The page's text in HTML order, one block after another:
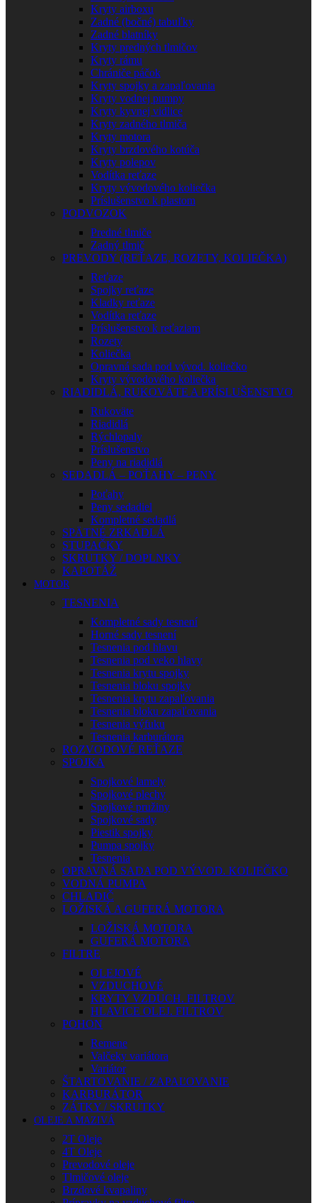
Kryty airboxu
Zadné (bočné) tabuľky
Zadné blatníky
Kryty predných tlmičov
Kryty rámu
Chrániče páčok
Kryty spojky a zapaľovania
Kryty vodnej pumpy
Kryty kyvnej vidlice
Kryty zadného tlmiča
Kryty motora
Kryty brzdového kotúča
Kryty polepov
Vodítka reťaze
Kryty vývodového koliečka
Príslušenstvo k plastom
PODVOZOK
Predné tlmiče
Zadný tlmič
PREVODY (REŤAZE, ROZETY, KOLIEČKA)
Reťaze
Spojky reťaze
Kladky reťaze
Vodítka reťaze
Príslušenstvo k reťaziam
Rozety
Koliečka
Opravná sada pod vývod. koliečko
Kryty vývodového koliečka
RIADIDLÁ, RUKOVÄTE A PRÍSLUŠENSTVO
Rukoväte
Riadidlá
Rýchlopaly
Príslušenstvo
Peny na riadidlá
SEDADLÁ – POŤAHY – PENY
Poťahy
Peny sedadiel
Kompletné sedadlá
SPÄTNÉ ZRKADLÁ
STUPAČKY
SKRUTKY / DOPLNKY
KAPOTÁŽ
MOTOR
TESNENIA
Kompletné sady tesnení
Horné sady tesnení
Tesnenia pod hlavu
Tesnenia pod veko hlavy
Tesnenia krytu spojky
Tesnenia bloku spojky
Tesnenia krytu zapaľovania
Tesnenia bloku zapaľovania
Tesnenia výfuku
Tesnenia karburátora
ROZVODOVÉ REŤAZE
SPOJKA
Spojkové lamely
Spojkové plechy
Spojkové pružiny
Spojkové sady
Piestik spojky
Pumpa spojky
Tesnenia
OPRAVNÁ SADA POD VÝVOD. KOLIEČKO
VODNÁ PUMPA
CHLADIČ
LOŽISKÁ A GUFERÁ MOTORA
LOŽISKÁ MOTORA
GUFERÁ MOTORA
FILTRE
OLEJOVÉ
VZDUCHOVÉ
KRYTY VZDUCH. FILTROV
HLAVICE OLEJ. FILTROV
POHON
Remene
Valčeky variátora
Variátor
ŠTARTOVANIE / ZAPAĽOVANIE
KARBURÁTOR
ZÁTKY / SKRUTKY
OLEJE A MAZIVÁ
2T Oleje
4T Oleje
Prevodové oleje
Tlmičové oleje
Brzdové kvapaliny